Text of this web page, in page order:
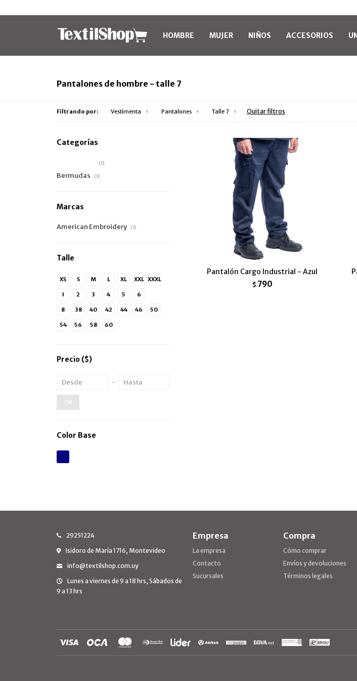
HOMBRE MUJER NIÑOS ACCESORIOS
Pantalones de hombre - talle 7
Filtrando por: Vestimenta Pantalones Talle 7 Quitar filtros
Pantalón Cargo Industrial - Azul
$ 790
Categorías
(3)
Bermudas (3)
Marcas
American Embroidery (3)
Talle
XS S M L XL XXL XXXL
1 2 3 4 5 6
8 38 40 42 44 46 50
54 56 58 60
Precio ($)
OK
Color Base
29251224
Isidoro de María 1716, Montevideo
info@textilshop.com.uy
Lunes a viernes de 9 a 18 hrs, Sábados de
9 a 13 hrs
Empresa
La empresa
Contacto
Sucursales
Compra
Cómo comprar
Envíos y devoluciones
Términos legales